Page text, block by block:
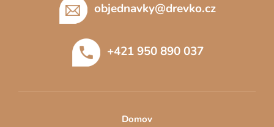
objednavky@drevko.cz
+421 950 890 037
Domov